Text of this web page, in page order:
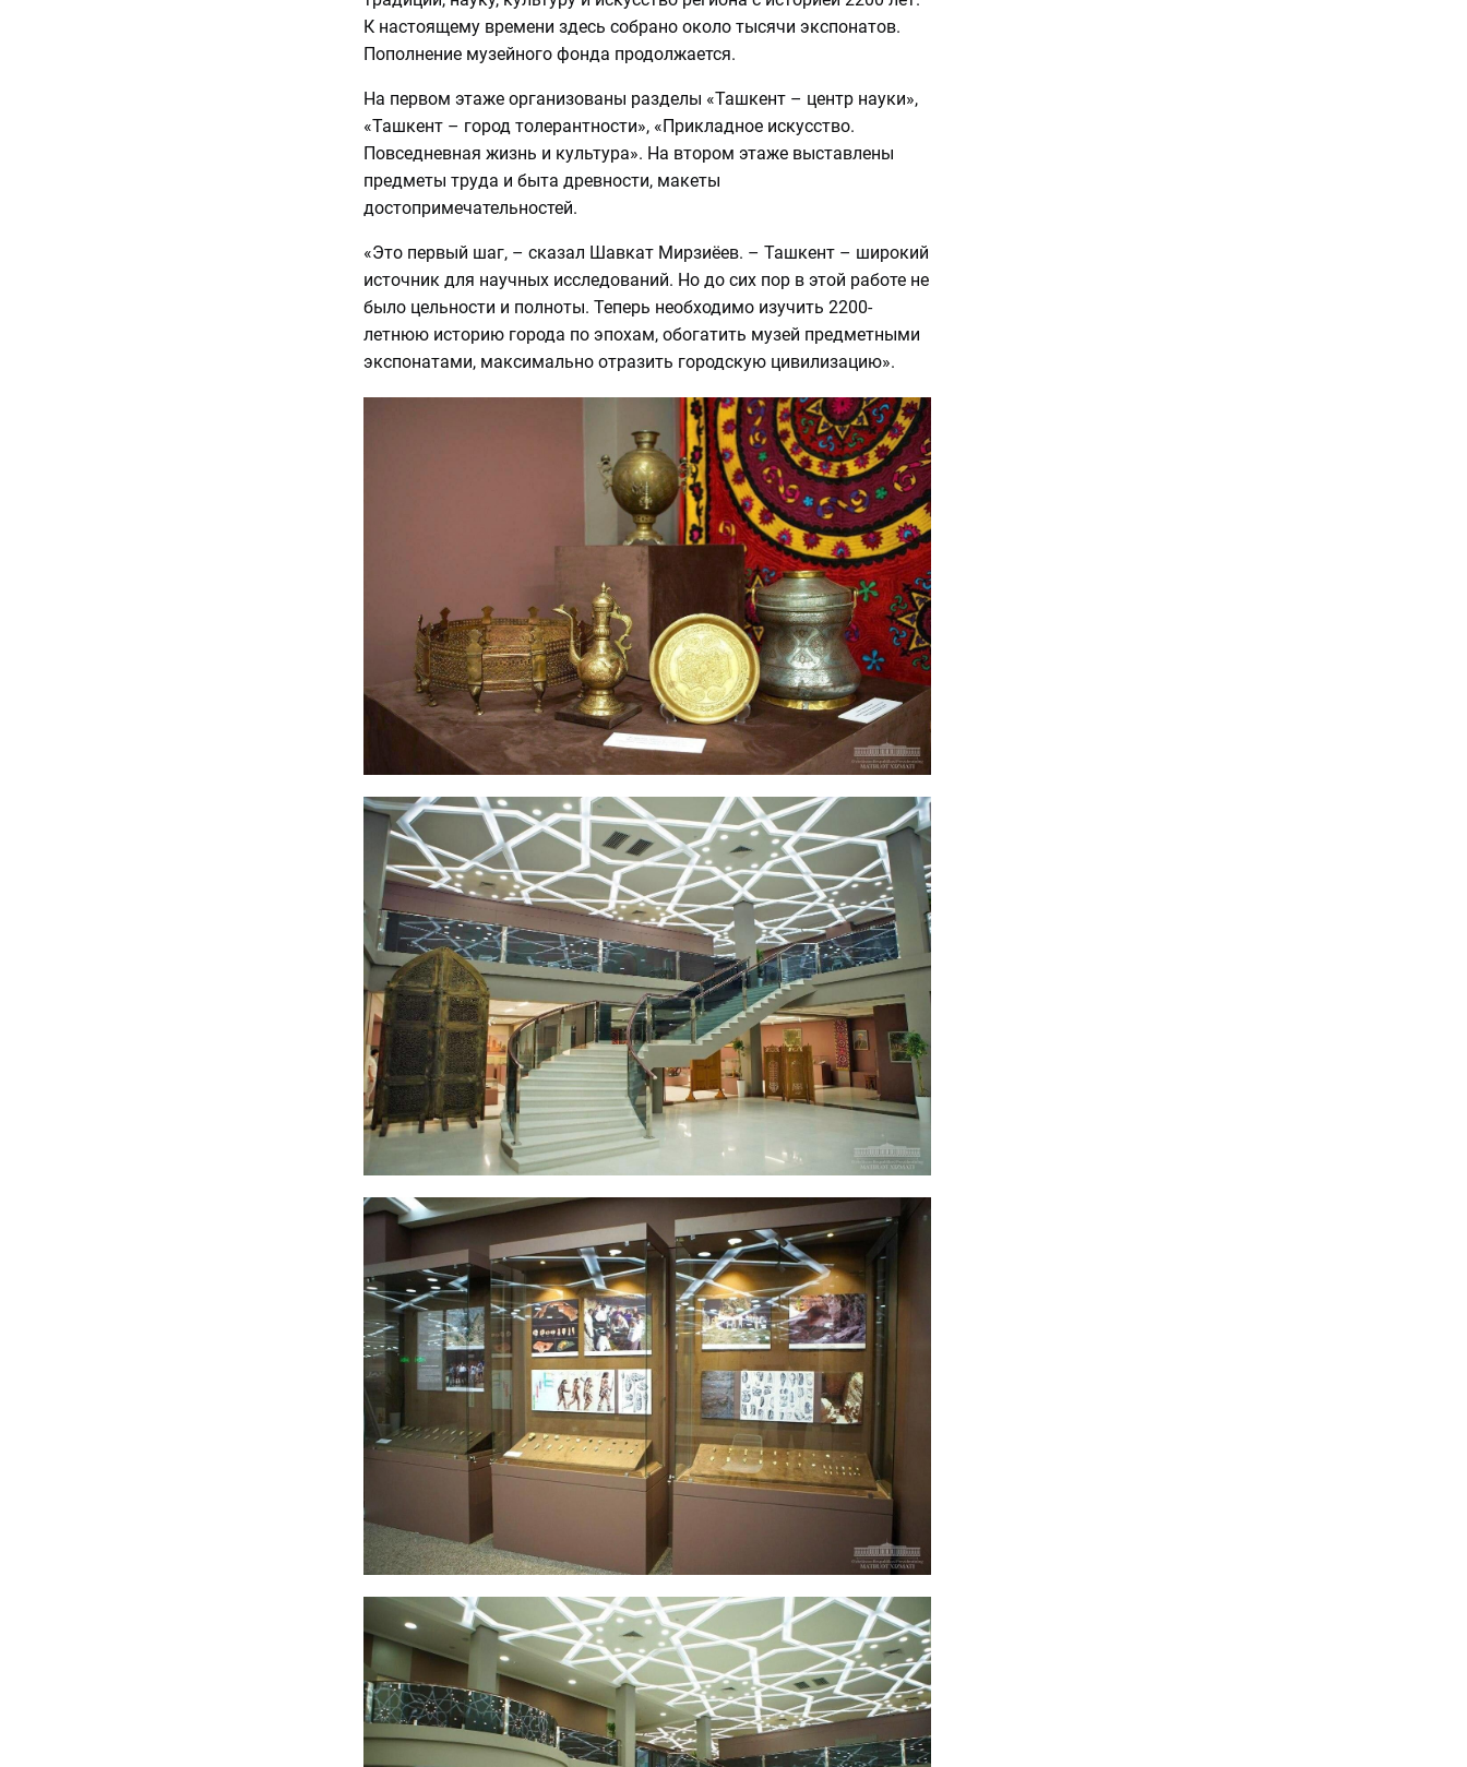
К настоящему времени здесь собрано около тысячи экспонатов.
Пополнение музейного фонда продолжается.
На первом этаже организованы разделы «Ташкент – центр науки»,
«Ташкент – город толерантности», «Прикладное искусство.
Повседневная жизнь и культура». На втором этаже выставлены
предметы труда и быта древности, макеты
достопримечательностей.
«Это первый шаг, – сказал Шавкат Мирзиёев. – Ташкент – широкий
источник для научных исследований. Но до сих пор в этой работе не
было цельности и полноты. Теперь необходимо изучить 2200-
летнюю историю города по эпохам, обогатить музей предметными
экспонатами, максимально отразить городскую цивилизацию».